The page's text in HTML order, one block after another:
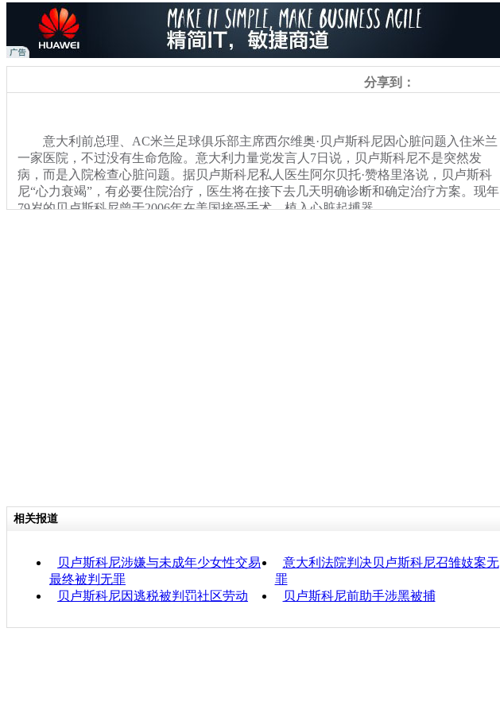
分享到：
意大利前总理、AC米兰足球俱乐部主席西尔维奥·贝卢斯科尼因心脏问题入住米兰
一家医院，不过没有生命危险。意大利力量党发言人7日说，贝卢斯科尼不是突然发
病，而是入院检查心脏问题。据贝卢斯科尼私人医生阿尔贝托·赞格里洛说，贝卢斯科
尼“心力衰竭”，有必要住院治疗，医生将在接下去几天明确诊断和确定治疗方案。现年
79岁的贝卢斯科尼曾于2006年在美国接受手术，植入心脏起搏器。
相关报道
贝卢斯科尼涉嫌与未成年少女性交易
最终被判无罪
意大利法院判决贝卢斯科尼召雏妓案无
罪
贝卢斯科尼因逃税被判罚社区劳动
贝卢斯科尼前助手涉黑被捕